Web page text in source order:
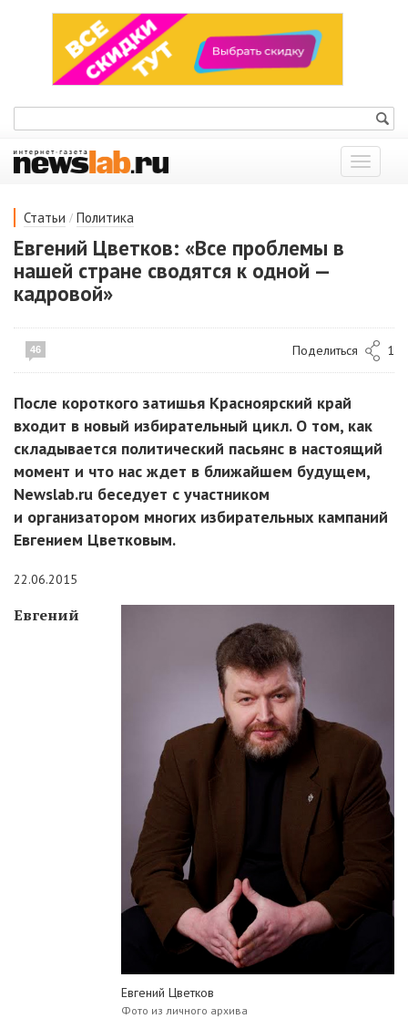
Показать
меню
Статьи / Политика
Евгений Цветков: «Все проблемы в
нашей стране сводятся к одной —
кадровой»
46 Поделиться 1
После короткого затишья Красноярский край
входит в новый избирательный цикл. О том, как
складывается политический пасьянс в настоящий
момент и что нас ждет в ближайшем будущем,
Newslab.ru беседует с участником
и организатором многих избирательных кампаний
Евгением Цветковым.
22.06.2015
Евгений Цветков
Фото из личного архива
Евгений